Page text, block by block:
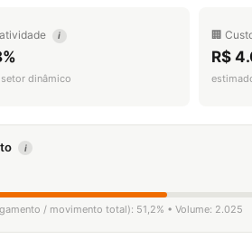
i
dinâmico
🏢
R$
i
/ movimento total): 51,2% • Volume: 2.025